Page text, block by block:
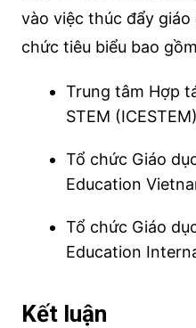
vào việc thúc đẩy
chức tiêu biểu bao
Trung tâm Hợp
STEM (ICESTEM)
Tổ chức Giáo
Education
Tổ chức Giáo
Education
Kết luận